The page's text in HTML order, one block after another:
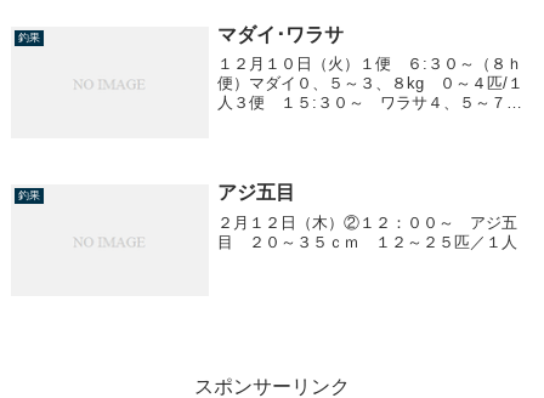
釣果 マダイ･ワラサ
１２月１０日（火）１便 ６:３０～（８ｈ
便）マダイ０、５～３、８kg ０～４匹/１
人３便 １５:３０～ ワラサ４、５～７、
釣果 アジ五目
２月１２日（木）②１２：００～ アジ五
目 ２０～３５ｃｍ １２～２５匹／１人
スポンサーリンク